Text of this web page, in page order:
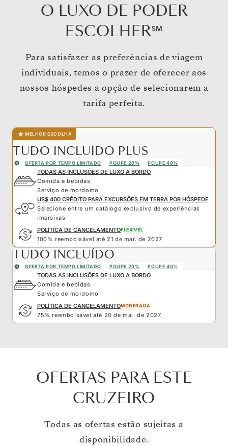
O LUXO DE PODER
ESCOLHER℠
Para satisfazer as preferências de viagem
individuais, temos o prazer de oferecer aos
nossos hóspedes a opção de selecionarem a
tarifa perfeita.
MELHOR ESCOLHA
TUDO INCLUÍDO PLUS
OFERTA POR TEMPO LIMITADO POUPE 20% POUPE 40%
TODAS AS INCLUSÕES DE LUXO A BORDO
Comida e bebidas
Serviço de mordomo
US$ 400 CRÉDITO PARA EXCURSÕES EM TERRA POR HÓSPEDE
Selecione entre um catálogo exclusivo de experiências
imersivas
POLÍTICA DE CANCELAMENTOFLEXÍVEL
100% reembolsável até 21 de mar. de 2027
TUDO INCLUÍDO
OFERTA POR TEMPO LIMITADO POUPE 20% POUPE 40%
TODAS AS INCLUSÕES DE LUXO A BORDO
Comida e bebidas
Serviço de mordomo
POLÍTICA DE CANCELAMENTOMODERADA
75% reembolsável até 20 de mai. de 2027
OFERTAS PARA ESTE
CRUZEIRO
Todas as ofertas estão sujeitas a
disponibilidade.